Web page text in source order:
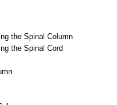
the Spinal Column
the Spinal Cord